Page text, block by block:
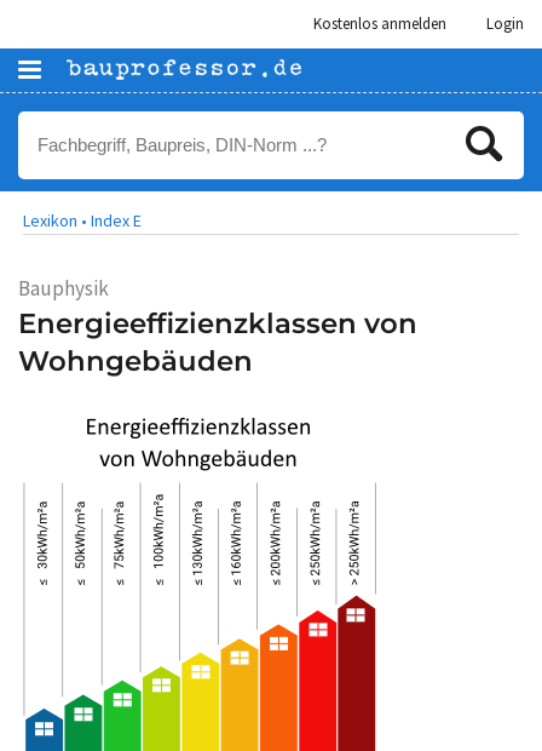
Kostenlos anmelden Login
Lexikon • Index E
Bauphysik
Energieeffizienzklassen von
Wohngebäuden